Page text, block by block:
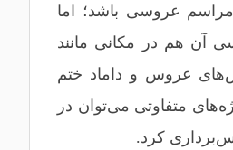
عروسی باشد؛ اما
آن هم در مکانی مانند
عروس و داماد ختم
متفاوتی می‌توان در
کرد.